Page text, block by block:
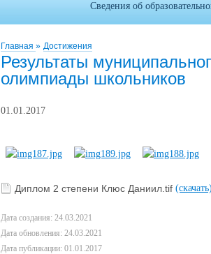
Главная » Достижения
Результаты
олимпиады школьников
01.01.2017
Диплом 2 степени Клюс Даниил.tif (скачать)
Дата создания: 24.03.2021
Дата обновления: 24.03.2021
Дата публикации: 01.01.2017
Сведения об